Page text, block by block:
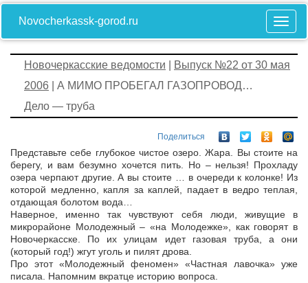
Novocherkassk-gorod.ru
Новочеркасские ведомости
Выпуск №22 от 30 мая
2006 | А МИМО ПРОБЕГАЛ ГАЗОПРОВОД…
Дело — труба
Поделиться
Представьте себе глубокое чистое озеро. Жара. Вы стоите на
берегу, и вам безумно хочется пить. Но – нельзя! Прохладу
озера черпают другие. А вы стоите … в очереди к колонке! Из
которой медленно, капля за каплей, падает в ведро теплая,
отдающая болотом вода…
Наверное, именно так чувствуют себя люди, живущие в
микрорайоне Молодежный – «на Молодежке», как говорят в
Новочеркасске. По их улицам идет газовая труба, а они
(который год!) жгут уголь и пилят дрова.
Про этот «Молодежный феномен» «Частная лавочка» уже
писала. Напомним вкратце историю вопроса.